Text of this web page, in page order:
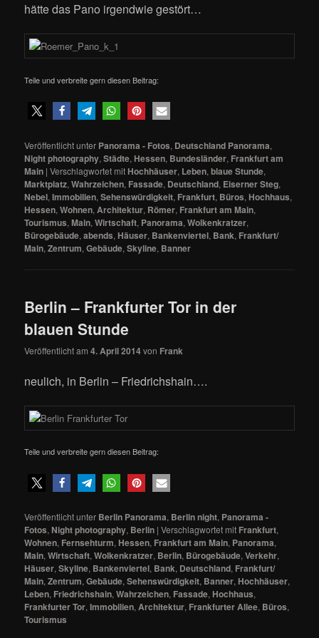
hätte das Pano irgendwie gestört…
Teile und verbreite gern diesen Beitrag:
Veröffentlicht unter Panorama - Fotos, Deutschland Panorama,
Night photography,Städte, Hessen, Bundesländer, Frankfurt am
Main |Verschlagwortet mit Hochhäuser, Leben,blaue Stunde,
Marktplatz,Wahrzeichen, Fassade, Deutschland, Eiserner Steg,
Nebel,Immobilien,Sehenswürdigkeit, Frankfurt, Büros, Hochhaus,
Hessen,Wohnen, Architektur, Römer, Frankfurt am Main,
Tourismus,Main,Wirtschaft, Panorama,Wolkenkratzer,
Bürogebäude,abends, Häuser, Bankenviertel, Bank, Frankfurt/
Main,Zentrum,Gebäude,Skyline, Banner
Berlin – Frankfurter Tor in der
blauen Stunde
Veröffentlicht am4. April 2014von Frank
neulich, in Berlin – Friedrichshain….
Teile und verbreite gern diesen Beitrag:
Veröffentlicht unter Berlin Panorama, Berlin night, Panorama -
Fotos, Night photography, Berlin |Verschlagwortet mit Frankfurt,
Wohnen, Fernsehturm, Hessen, Frankfurt am Main, Panorama,
Main,Wirtschaft,Wolkenkratzer, Berlin, Bürogebäude,Verkehr,
Häuser,Skyline, Bankenviertel, Bank, Deutschland, Frankfurt/
Main,Zentrum,Gebäude,Sehenswürdigkeit, Banner, Hochhäuser,
Leben, Friedrichshain,Wahrzeichen, Fassade, Hochhaus,
Frankfurter Tor,Immobilien,Architektur, Frankfurter Allee, Büros,
Tourismus